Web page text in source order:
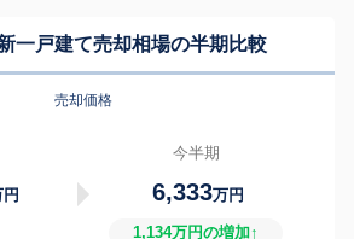
一戸建て売却相場の半期比較
売却価格
円
今半期
6,333万円
1,134万円の増加↑